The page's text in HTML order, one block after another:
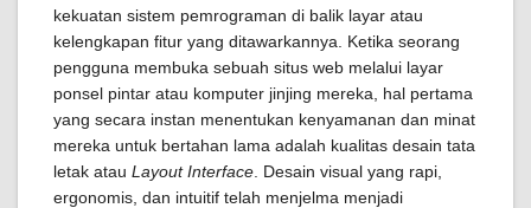
kekuatan sistem pemrograman di balik layar atau
kelengkapan fitur yang ditawarkannya. Ketika seorang
pengguna membuka sebuah situs web melalui layar
ponsel pintar atau komputer jinjing mereka, hal pertama
yang secara instan menentukan kenyamanan dan minat
mereka untuk bertahan lama adalah kualitas desain tata
letak atau Layout Interface . Desain visual yang rapi,
ergonomis, dan intuitif telah menjelma menjadi